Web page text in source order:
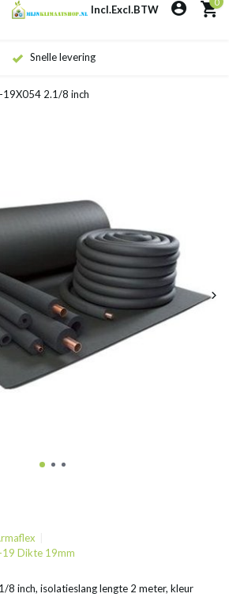
Incl.Excl.BTW
Snelle levering
19X054 2.1/8 inch
19 Dikte 19mm
8 inch, isolatieslang lengte 2 meter, kleur